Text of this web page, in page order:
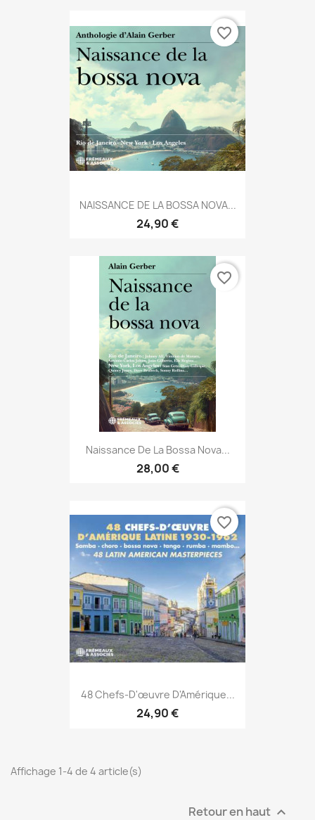
NAISSANCE DE LA BOSSA NOVA...
24,90 €
favorite_border
Naissance De La Bossa Nova...
28,00 €
favorite_border
48 Chefs-D'œuvre D'Amérique...
24,90 €
favorite_border
Affichage 1-4 de 4 article(s)
Retour en haut 